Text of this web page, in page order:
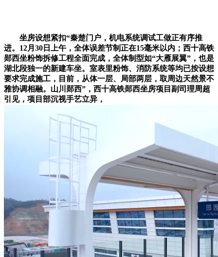
坐房设想紧扣“秦楚门户，机电系统调试工做正有序推
进。12月30日上午，全体误差节制正在15毫米以内；西十高铁
郧西坐粉饰拆修工程全面完成，全体制型如“大雁展翼”，也是
湖北段独一的新建车坐。室表里粉饰、消防系统等均已按设想
要求完成施工，目前，从体一层、局部两层，取周边天然景不
雅协调相融。山川郧西”，西十高铁郧西坐房项目副司理周超
引见，项目部沉视手艺立异，